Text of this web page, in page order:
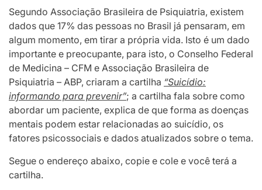
Segundo Associação Brasileira de Psiquiatria, existem
dados que 17% das pessoas no Brasil já pensaram, em
algum momento, em tirar a própria vida. Isto é um dado
importante e preocupante, para isto, o Conselho Federal
de Medicina – CFM e Associação Brasileira de
Psiquiatria – ABP, criaram a cartilha “Suicídio:
informando para prevenir”; a cartilha fala sobre como
abordar um paciente, explica de que forma as doenças
mentais podem estar relacionadas ao suicídio, os
fatores psicossociais e dados atualizados sobre o tema.
Segue o endereço abaixo, copie e cole e você terá a
cartilha.